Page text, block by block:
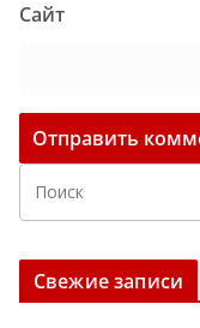
Сайт
Свежие записи